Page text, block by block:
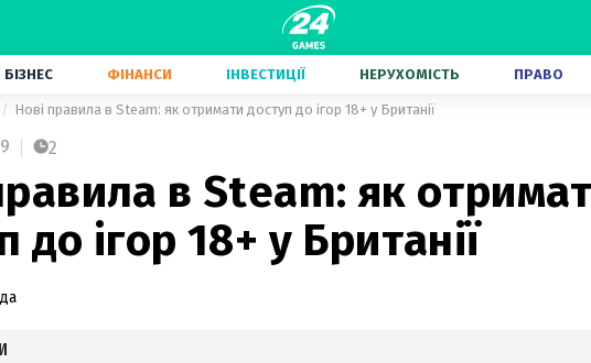
БІЗНЕС ФІНАНСИ ІНВЕСТИЦІЇ НЕРУХОМІСТЬ ПРАВО
Нові правила в Steam: як отримати доступ до ігор 18+ у Британії
2
в Steam: як
до ігор 18+ у Британії